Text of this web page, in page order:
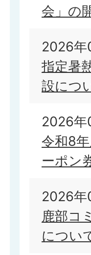
会」の
2026年
指定暑
設につ
2026年
令和8
ーポン
2026年
鹿部コ
につい